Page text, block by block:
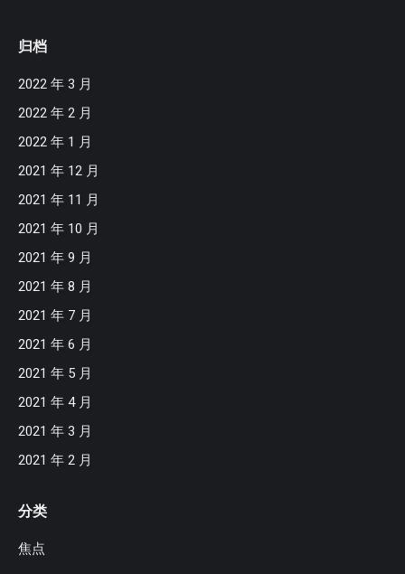
归档
2022 年 3 月
2022 年 2 月
2022 年 1 月
2021 年 12 月
2021 年 11 月
2021 年 10 月
2021 年 9 月
2021 年 8 月
2021 年 7 月
2021 年 6 月
2021 年 5 月
2021 年 4 月
2021 年 3 月
2021 年 2 月
分类
焦点